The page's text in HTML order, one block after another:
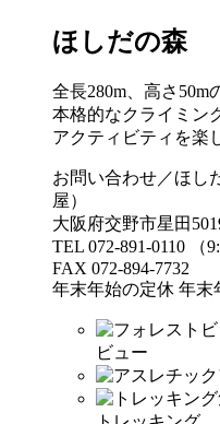
ほしだの森
全長280m、高さ50m
本格的なクライミン
アクティビティを楽
お問い合わせ／ほし
屋）
大阪府交野市星田
TEL 072-891-0110 （
FAX 072-894-7732
年末年始の定休 年末
ビュー